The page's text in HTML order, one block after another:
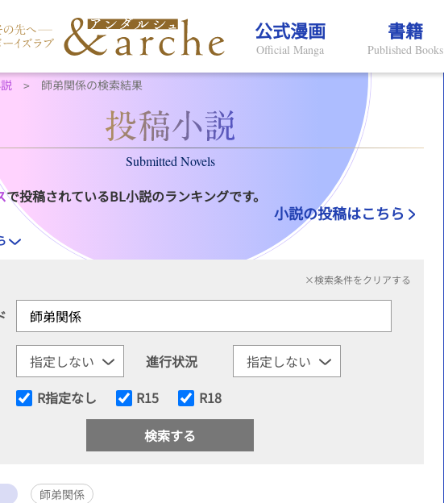
公式漫画
Official Manga
書籍
Published Books
師弟関係の検索結果
Submitted Novels
で投稿されているBL小説のランキングです。
小説の投稿はこちら
×検索条件をクリアする
進行状況
R指定なし R15 R18
師弟関係